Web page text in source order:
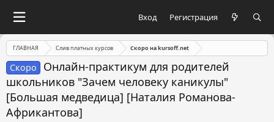
Вход Регистрация
ГЛАВНАЯ Слив платных курсов Скоро на kursoff.net
Скоро
Онлайн-практикум для родителей
школьников "Зачем человеку каникулы"
[Большая медведица] [Наталия Романова-
Африкантова]